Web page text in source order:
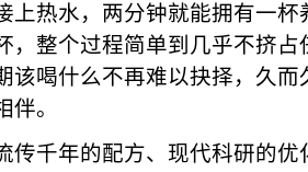
上热水，两分钟就能拥有一
，整个过程简单到几乎不挤
该喝什么不再难以抉择，久
。
传千年的配方、现代科研的